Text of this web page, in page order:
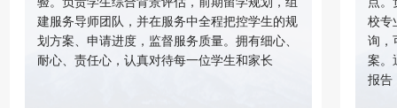
建服务导师团队，并在服务中全程把控学生的规
划方案、申请进度，监督服务质量。拥有细心、
耐心、责任心，认真对待每一位学生和家长
校专
询，
案。
报告